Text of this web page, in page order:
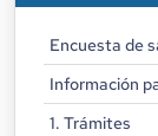
Encuesta de
Información
1. Trámites